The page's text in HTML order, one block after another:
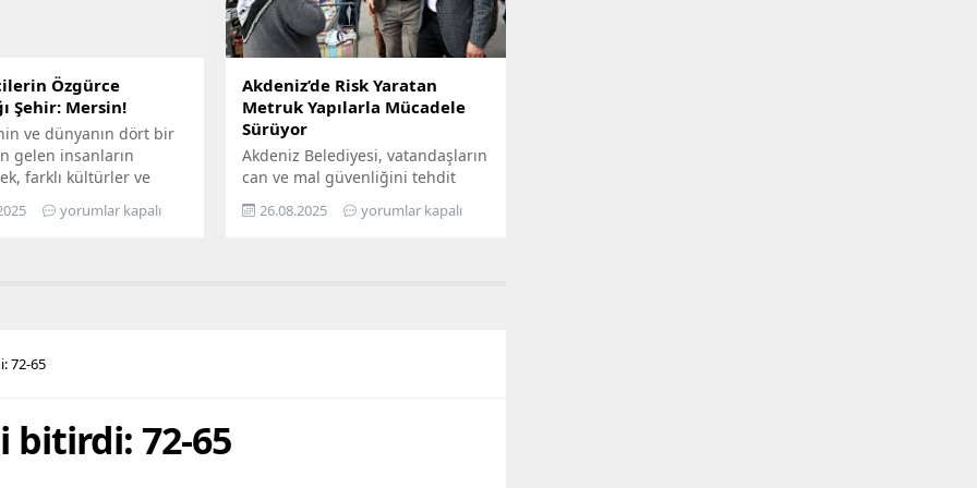
hazır hâle getiriyor Türkiye’nin
enerji dönüşümüne öncülük...
Özgürce
Şehir: Mersin!
ve dünyanın dört bir
gelen insanların
farklı kültürler ve
bir arada kardeşçe ve
yaşadığı Mersin,
alabilmesine destek
yorumlar kapalı
Akdeniz’de Risk Yaratan
Metruk Yapılarla Mücadele
Sürüyor
Akdeniz Belediyesi, vatandaşların
can ve mal güvenliğini tehdit
eden, yarattığı görsel kirliliğin
yanı sıra kimi zaman sosyal
26.08.2025 yorumlar kapalı
72-65
bitirdi: 72-65